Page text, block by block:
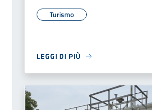
Turismo
LEGGI DI PIÙ